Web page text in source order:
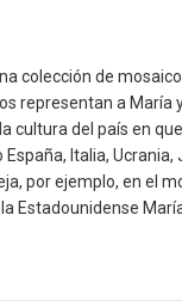
colección de
representan a María
cultura del país en
Italia, Ucrania,
por ejemplo, en el
Estadounidense